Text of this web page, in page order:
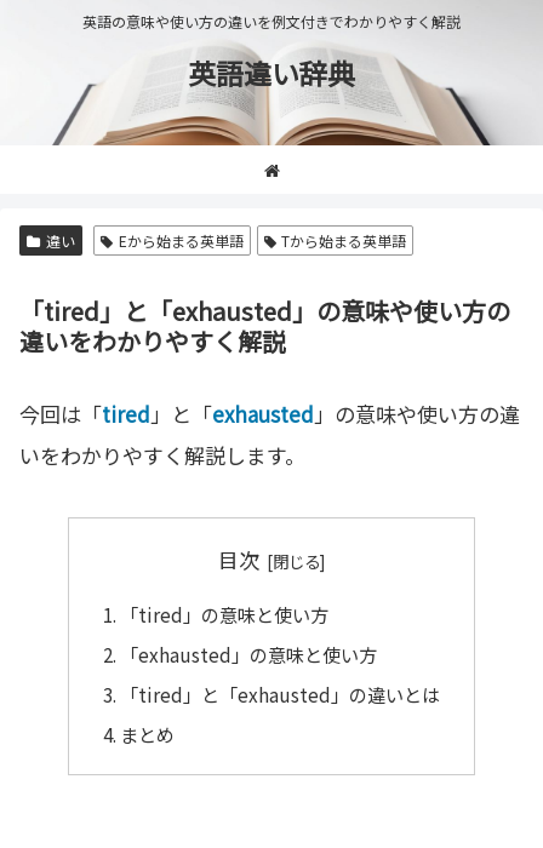
英語の意味や使い方の違いを例文付きでわかりやすく解説
英語違い辞典
違い Eから始まる英単語 Tから始まる英単語
「tired」と「exhausted」の意味や使い方の
違いをわかりやすく解説
今回は「tired」と「exhausted」の意味や使い方の違
いをわかりやすく解説します。
目次
「tired」の意味と使い方
「exhausted」の意味と使い方
「tired」と「exhausted」の違いとは
まとめ